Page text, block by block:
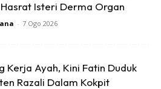
Isteri Derma Organ
- 7 Ogo 2026
Kerja Ayah, Kini Fatin Duduk
Razali Dalam Kokpit